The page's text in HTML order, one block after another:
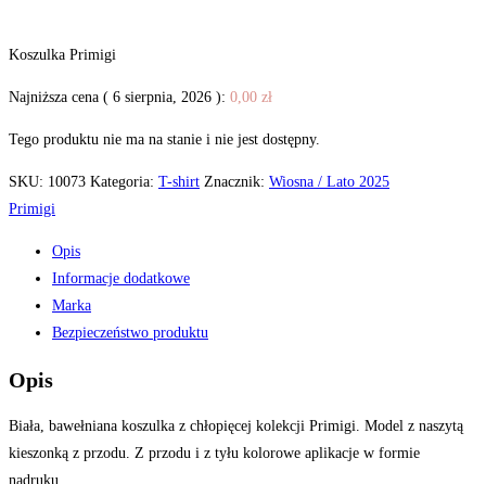
Koszulka Primigi
Najniższa cena ( 6 sierpnia, 2026 ): 0,00 zł
Tego produktu nie ma na stanie i nie jest dostępny.
SKU: 10073 Kategoria: T-shirt Znacznik: Wiosna / Lato 2025
Primigi
Opis
Informacje dodatkowe
Marka
Bezpieczeństwo produktu
Opis
Biała, bawełniana koszulka z chłopięcej kolekcji Primigi. Model z naszytą
kieszonką z przodu. Z przodu i z tyłu kolorowe aplikacje w formie
nadruku.